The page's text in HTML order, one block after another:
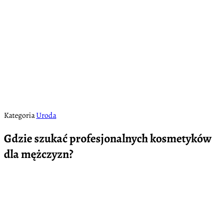
KategoriaUroda
Gdzie szukać profesjonalnych kosmetyków
dla mężczyzn?